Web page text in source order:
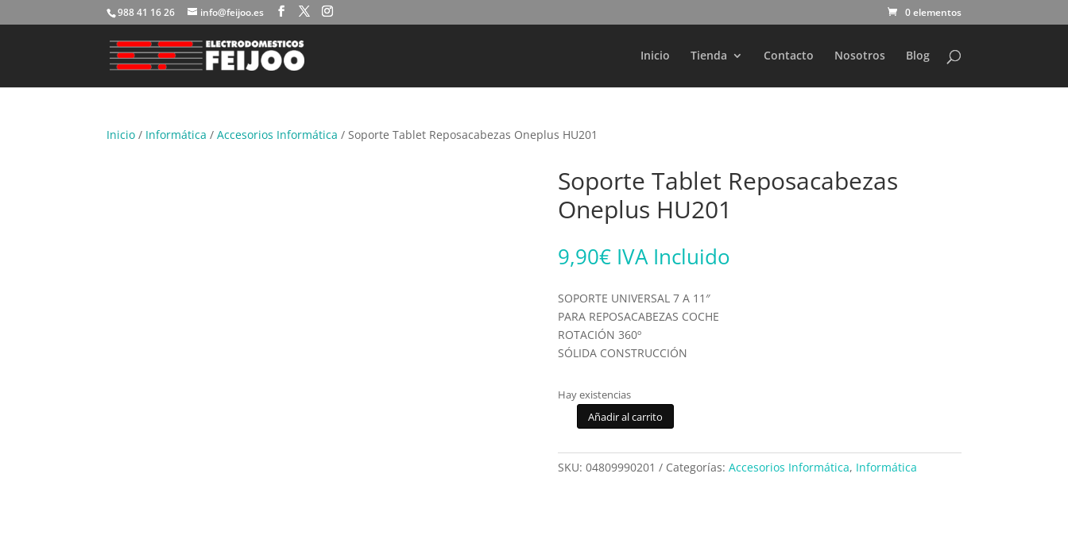
988 41 16 26 info@feijoo.es 0 elementos
Inicio Tienda Contacto Nosotros Blog
Búsqueda
productos
Inicio / Informática /Accesorios Informática / Soporte Tablet Reposacabezas Oneplus HU201
Soporte Tablet Reposacabezas
Oneplus HU201
9,90€ IVA Incluido
SOPORTE UNIVERSAL 7 A 11″
PARA REPOSACABEZAS COCHE
ROTACIÓN 360º
SÓLIDA CONSTRUCCIÓN
Hay existencias
Soporte
Reposacabezas
Añadir al carrito
SKU: 04809990201 Categorías: Accesorios Informática, Informática